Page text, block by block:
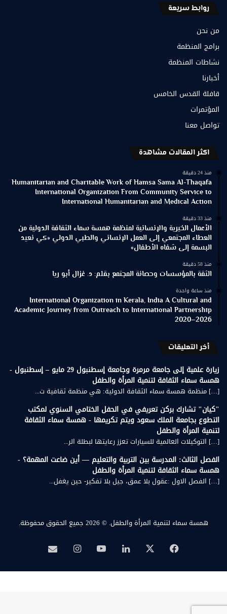
روابط سريعة
من نحن
برامج المنظمة
نشاطات المنظمة
أخبارنا
قافلة القدس الخامس
المؤتمرات
تواصل معنا
اكثر المقالات مشاهدة
منذ 24 دقيقة
Humanitarian and Charitable Work of Hamsa Sama Al-Thaqafa
International Organization From Community Service to
International Humanitarian and Medical Action
منذ 33 دقيقة
الأعمال الخيرية والإنسانية لمنظمة همسة سماء الثقافة الدولية من
العطاء المجتمعي إلى العمل الإنساني والطبي الدولي «كي نعيد
البسمة إلى شفاه الأطفال»
منذ 58 دقيقة
الثقة بالمؤسسات وحصانة المجتمع بقلم: د. غزال أبو ريا
منذ ساعة واحدة
International Organization in Kerala, India A Cultural and
Academic Journey from Outreach to International Partnership
2020–2026
أخر التعليقات
زيارة علمية إلى جامعة مرمرة وجامعة إسطنبول 29 مايو – إسطنبول -
همسة سماء الثقافة لتنمية المرأة والطفل
[…] منظمة همسة سماء الثقافة الدولية: هي منظمة ثقافية ت...
"كيان" تشارك بركن تعريفي في الحفل الختامي السنوي لمكتب
التطوع بجامعة الملك سعود ويتم تكريمها - همسة سماء الثقافة
لتنمية المرأة والطفل
[…] التوكيلات العالمية للسيارات تعزز رعايتها لبطلة الر...
الفصل الثالث: المدرسة بين التربية والتعليم — أين ضاعت المهمة؟ -
همسة سماء الثقافة لتنمية المرأة والطفل
[…] الفصل الاول :عقول بلا عمق، جيل بلا تفكير- حين يغفل...
همسة سماء لتنمية المرأة والطفل. © 2026 جميع الحقوق محفوظة.
فيسبوك لينكدإن‫YouTubeانستقرامبريد
همسة